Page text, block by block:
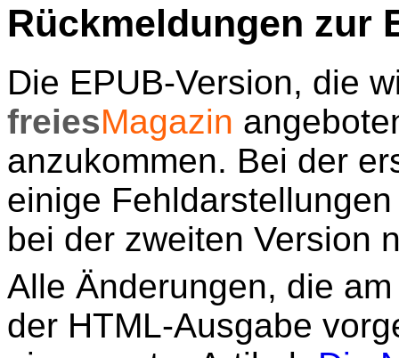
Rückmeldungen zur
Die EPUB-Version, die
freiesMagazin
anzukommen. Bei der
einige
bei der zweiten Version
Alle Änderungen, die
der HTML-Ausgabe